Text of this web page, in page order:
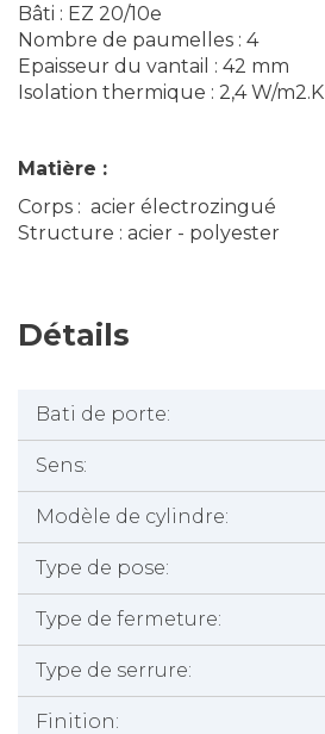
Bâti : EZ 20/10e
Nombre de paumelles : 4
Epaisseur du vantail : 42 mm
Isolation thermique : 2,4 W/m2.K
Matière :
Corps : acier électrozingué
Structure : acier - polyester
Détails
Bati de porte:
Sens:
Modèle de cylindre:
Type de pose:
Type de fermeture:
Type de serrure:
Finition: